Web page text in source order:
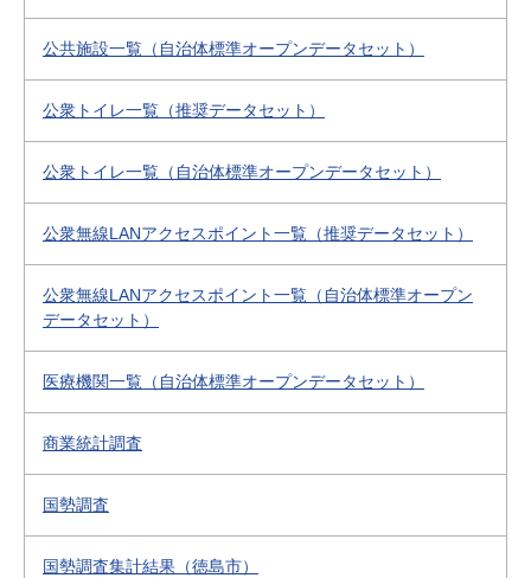
公共施設一覧（自治体標準オープンデータセット）
公衆トイレ一覧（推奨データセット）
公衆トイレ一覧（自治体標準オープンデータセット）
公衆無線LANアクセスポイント一覧（推奨データセット）
公衆無線LANアクセスポイント一覧（自治体標準オープン
データセット）
医療機関一覧（自治体標準オープンデータセット）
商業統計調査
国勢調査
国勢調査集計結果（徳島市）